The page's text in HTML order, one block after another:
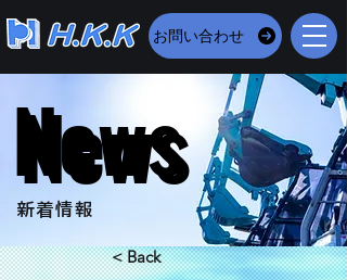
お問い合わせ
News
News
​新着情報
< Back